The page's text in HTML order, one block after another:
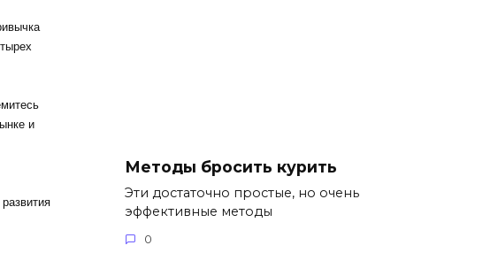
и
Методы бросить курить
Эти достаточно простые, но очень
эффективные методы
0